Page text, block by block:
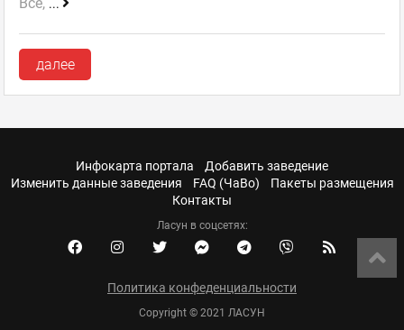
...
далее
Инфокарта портала
Добавить заведение
Изменить данные заведения
FAQ (ЧаВо)
Пакеты размещения
Контакты
Ласун в соцсетях:
Политика конфеденциальности
Copyright © 2021 ЛАСУН